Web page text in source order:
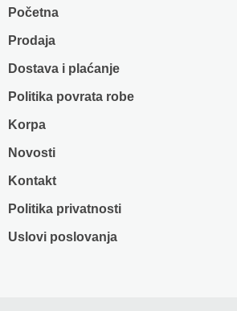
Početna
Prodaja
Dostava i plaćanje
Politika povrata robe
Korpa
Novosti
Kontakt
Politika privatnosti
Uslovi poslovanja